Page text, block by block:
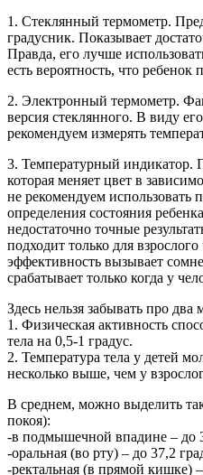
1. Стеклянный термометр.
градусник. Показывает
Правда, его лучше
есть вероятность, что ребенок
2. Электронный термометр.
версия стеклянного. В виду
рекомендуем измерять
3. Температурный индикатор.
которая меняет цвет в
не рекомендуем использовать
определения состояния
недостаточно точные
подходит только для
эффективность вызывает
срабатывает только когда у
Здесь нельзя забывать про два
1. Физическая активность
тела на 0,5-1 градус.
2. Температура тела у детей
несколько выше, чем у
В среднем, можно выделить
покоя):
-в подмышечной впадине – до
-оральная (во рту) – до 37,2
-ректальная (в прямой кишке)